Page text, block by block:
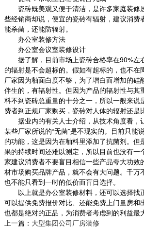
瓷砖既美观又便于清洁，是许多家庭装修
些经销商却说，便宜的瓷砖有辐射，建议消费
能杀菌，还能防辐射。
办公室装修方法
办公室会议室装修设计
据了解，目前市场上瓷砖合格率在90%左
的辐射是不会超标的。假如有超标的，也不在
厂家因为釉面白度不够，为了增白而增加的硅
伴生的，有辐射性。但因为产品的辐射性与其
料不到瓷砖总重量的十分之一，所以一般来说
费者到正规厂家购买，瓷砖对人体的辐射还是
据业内的有关人士介绍，从技术角度看，
某些厂家所说的“无菌”是不现实的。目前只能
的功能，这是因为在釉料里添加了抗菌剂。但
果的持续时间还难以测定，所以目前也没有一
家建议消费者不要盲目相信一些产品夸大功效
材市场购买品牌产品，就不会有大问题。千万
也不能只看到一时的低价而盲目选择。
以上就是办公室装修材料，还可以选择找
可以提供免费报价对比、还能免费上门量房和
也都是绝对的正品，为消费者考虑到的利益最
上一篇： 大型集团公司厂房装修